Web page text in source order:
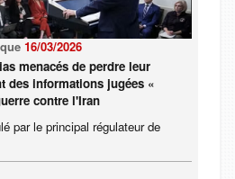
16/03/2026
menacés de perdre leur
des informations jugées «
contre l'Iran
par le principal régulateur de